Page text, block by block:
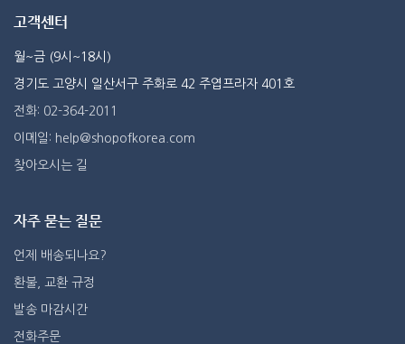
고객센터
월~금 (9시~18시)
경기도 고양시 일산서구 주화로 42 주엽프라자 401호
전화: 02-364-2011
이메일: help@shopofkorea.com
찾아오시는 길
자주 묻는 질문
언제 배송되나요?
환불, 교환 규정
발송 마감시간
전화주문